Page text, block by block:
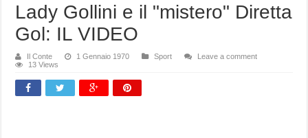
Lady Gollini e il "mistero" Diretta
Gol: IL VIDEO
Il Conte 1 Gennaio 1970 Sport
Leave a comment
13 Views